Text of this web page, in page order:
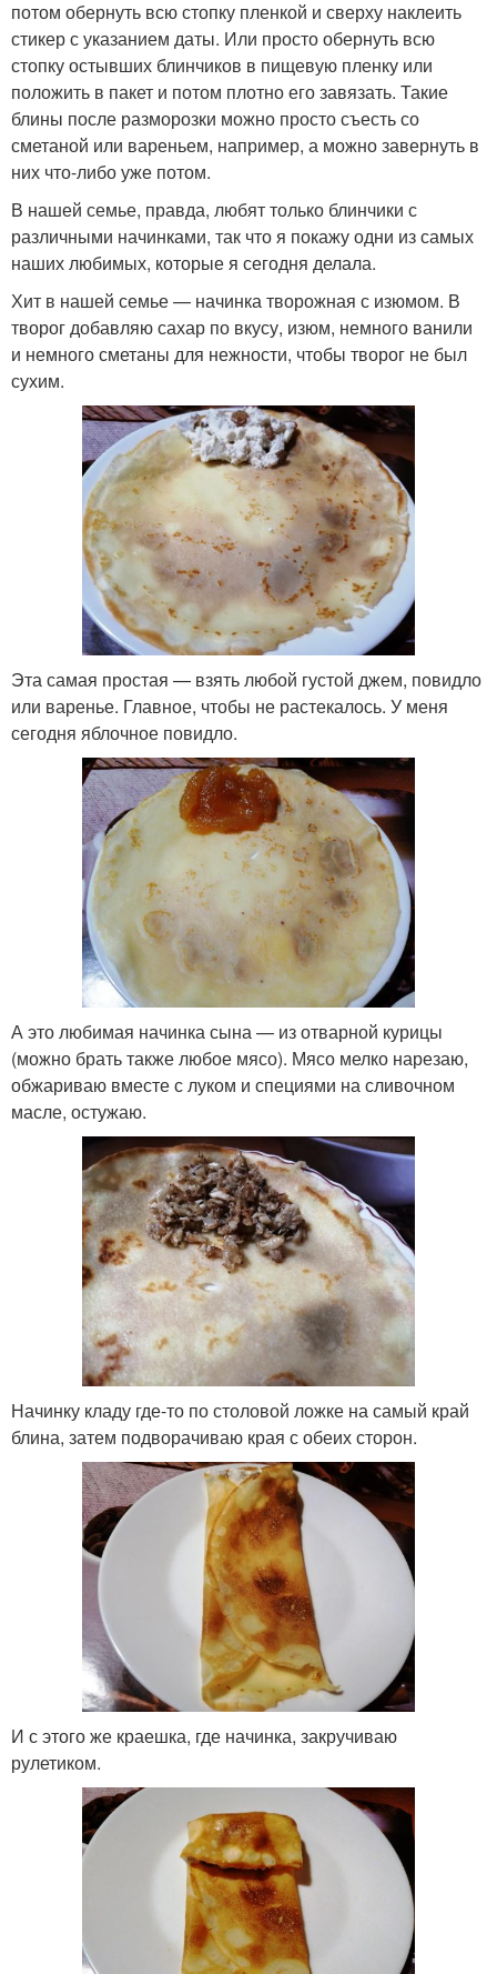
потом обернуть всю стопку пленкой и сверху наклеить
стикер с указанием даты. Или просто обернуть всю
стопку остывших блинчиков в пищевую пленку или
положить в пакет и потом плотно его завязать. Такие
блины после разморозки можно просто съесть со
сметаной или вареньем, например, а можно завернуть в
них что-либо уже потом.
В нашей семье, правда, любят только блинчики с
различными начинками, так что я покажу одни из самых
наших любимых, которые я сегодня делала.
Хит в нашей семье — начинка творожная с изюмом. В
творог добавляю сахар по вкусу, изюм, немного ванили
и немного сметаны для нежности, чтобы творог не был
сухим.
Эта самая простая — взять любой густой джем, повидло
или варенье. Главное, чтобы не растекалось. У меня
сегодня яблочное повидло.
А это любимая начинка сына — из отварной курицы
(можно брать также любое мясо). Мясо мелко нарезаю,
обжариваю вместе с луком и специями на сливочном
масле, остужаю.
Начинку кладу где-то по столовой ложке на самый край
блина, затем подворачиваю края с обеих сторон.
И с этого же краешка, где начинка, закручиваю
рулетиком.